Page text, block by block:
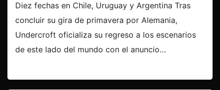
Diez fechas en Chile, Uruguay y Argentina Tras
concluir su gira de primavera por Alemania,
Undercroft oficializa su regreso a los escenarios
de este lado del mundo con el anuncio…